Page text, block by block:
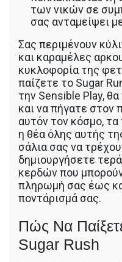
των νικών σε
σας ανταμείψει
Σας περιμένουν
και καραμέλες
κυκλοφορία της
παίζετε το Sugar
την Sensible Play,
και να πήγατε στον
αυτόν τον κόσμο, τα
η θέα όλης αυτής
σάλια σας να
δημιουργήσετε
κερδών που
πληρωμή σας έως
ποντάρισμά σας.
Πώς Να
Sugar Rush